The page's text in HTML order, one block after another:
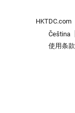
HKTDC.com
Čeština
使用条款